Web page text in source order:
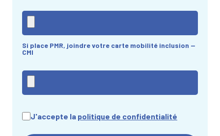
Si place PMR, joindre votre carte mobilité inclusion —
CMI
J'accepte la politique de confidentialité